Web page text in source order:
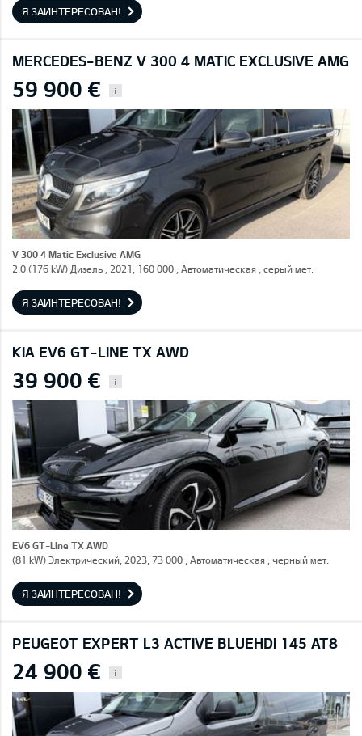
Я ЗАИНТЕРЕСОВАН!
MERCEDES-BENZ V 300 4 MATIC EXCLUSIVE AMG
59 900 € i
V 300 4 Matic Exclusive AMG
2.0 (176 kW) Дизель , 2021, 160 000 , Автоматическая , серый мет.
Я ЗАИНТЕРЕСОВАН!
KIA EV6 GT-LINE TX AWD
39 900 € i
EV6 GT-Line TX AWD
(81 kW) Электрический, 2023, 73 000 , Автоматическая , черный мет.
Я ЗАИНТЕРЕСОВАН!
PEUGEOT EXPERT L3 ACTIVE BLUEHDI 145 AT8
24 900 € i